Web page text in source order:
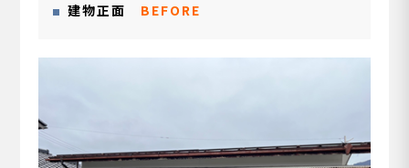
建物正面 BEFORE